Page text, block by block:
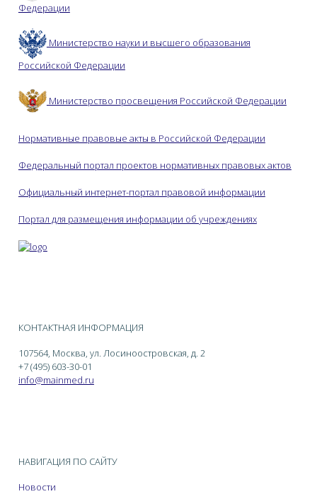
Федерации
Министерство науки и высшего образования
Российской Федерации
Министерство просвещения Российской Федерации
Нормативные правовые акты в Российской Федерации
Федеральный портал проектов нормативных правовых актов
Официальный интернет-портал правовой информации
Портал для размещения информации об учреждениях
КОНТАКТНАЯ ИНФОРМАЦИЯ
107564, Москва, ул. Лосиноостровская, д. 2
+7 (495) 603-30-01
info@mainmed.ru
НАВИГАЦИЯ ПО САЙТУ
Новости